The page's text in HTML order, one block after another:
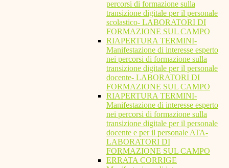
percorsi di formazione sulla
transizione digitale per il personale
scolastico- LABORATORI DI
FORMAZIONE SUL CAMPO
RIAPERTURA TERMINI-
Manifestazione di interesse esperto
nei percorsi di formazione sulla
transizione digitale per il personale
docente- LABORATORI DI
FORMAZIONE SUL CAMPO
RIAPERTURA TERMINI-
Manifestazione di interesse esperto
nei percorsi di formazione sulla
transizione digitale per il personale
docente e per il personale ATA-
LABORATORI DI
FORMAZIONE SUL CAMPO
ERRATA CORRIGE